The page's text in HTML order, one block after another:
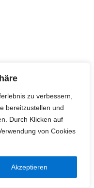
zu verbessern,
bereitzustellen und
Durch Klicken auf
von Cookies
Akzeptieren